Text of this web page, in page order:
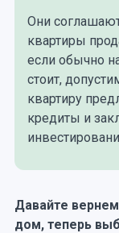
Они
квартиры
если обычно
стоит,
квартиру
кредиты и
Давайте
дом, теперь